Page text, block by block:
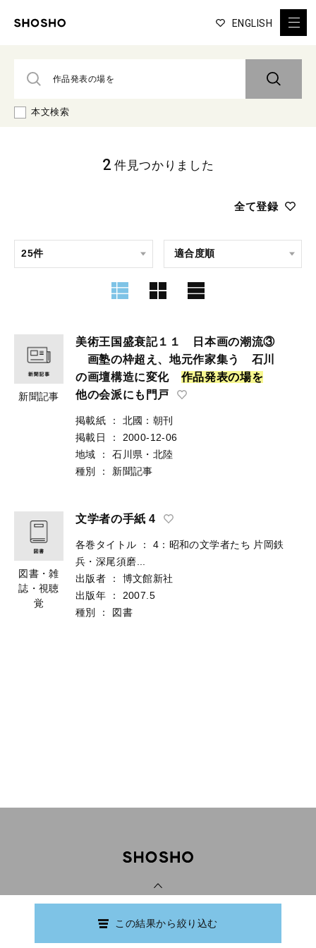
ENGLISH
本文検索
全て登録
2 件見つかりました
新聞記事
美術王国盛衰記１１ 日本画の潮流③
画塾の枠超え、地元作家集う 石川
の画壇構造に変化 作品発表の場を
他の会派にも門戸
掲載紙 ：
北國：朝刊
掲載日
：
2000-12-06
地域
：
石川県・北陸
種別
： 新聞記事
図書・雑
誌・視聴
覚
文学者の手紙 4
各巻タイトル ：
4：昭和の文学者たち 片岡鉄
兵・深尾須磨...
出版者
：
博文館新社
出版年
：
2007.5
種別
： 図書
この結果から絞り込む
Copyright © Ishikawa Prefectural Library.